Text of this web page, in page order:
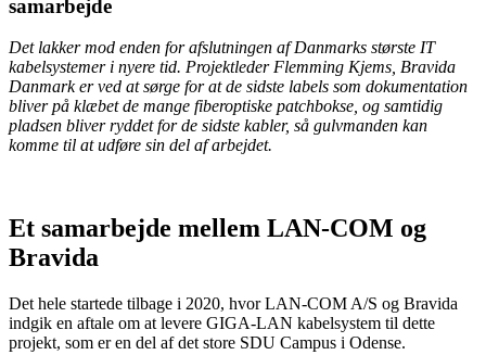
samarbejde
Det lakker mod enden for afslutningen af Danmarks største IT
kabelsystemer i nyere tid. Projektleder Flemming Kjems, Bravida
Danmark er ved at sørge for at de sidste labels som dokumentation
bliver på klæbet de mange fiberoptiske patchbokse, og samtidig
pladsen bliver ryddet for de sidste kabler, så gulvmanden kan
komme til at udføre sin del af arbejdet.
Et samarbejde mellem LAN-COM og
Bravida
Det hele startede tilbage i 2020, hvorLAN-COM A/S og Bravida
indgik en aftale om at levere GIGA-LAN kabelsystem til dette
projekt, som er en del af det store SDU Campus i Odense.